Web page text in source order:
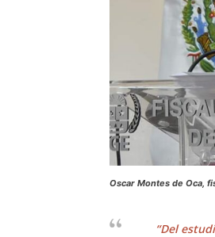
Oscar Montes de Oca,
“Del